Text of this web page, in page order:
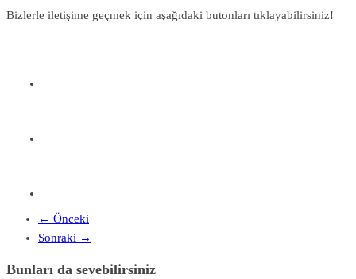
Bizlerle iletişime geçmek için aşağıdaki butonları tıklayabilirsiniz!
← Önceki
Sonraki →
Bunları da sevebilirsiniz